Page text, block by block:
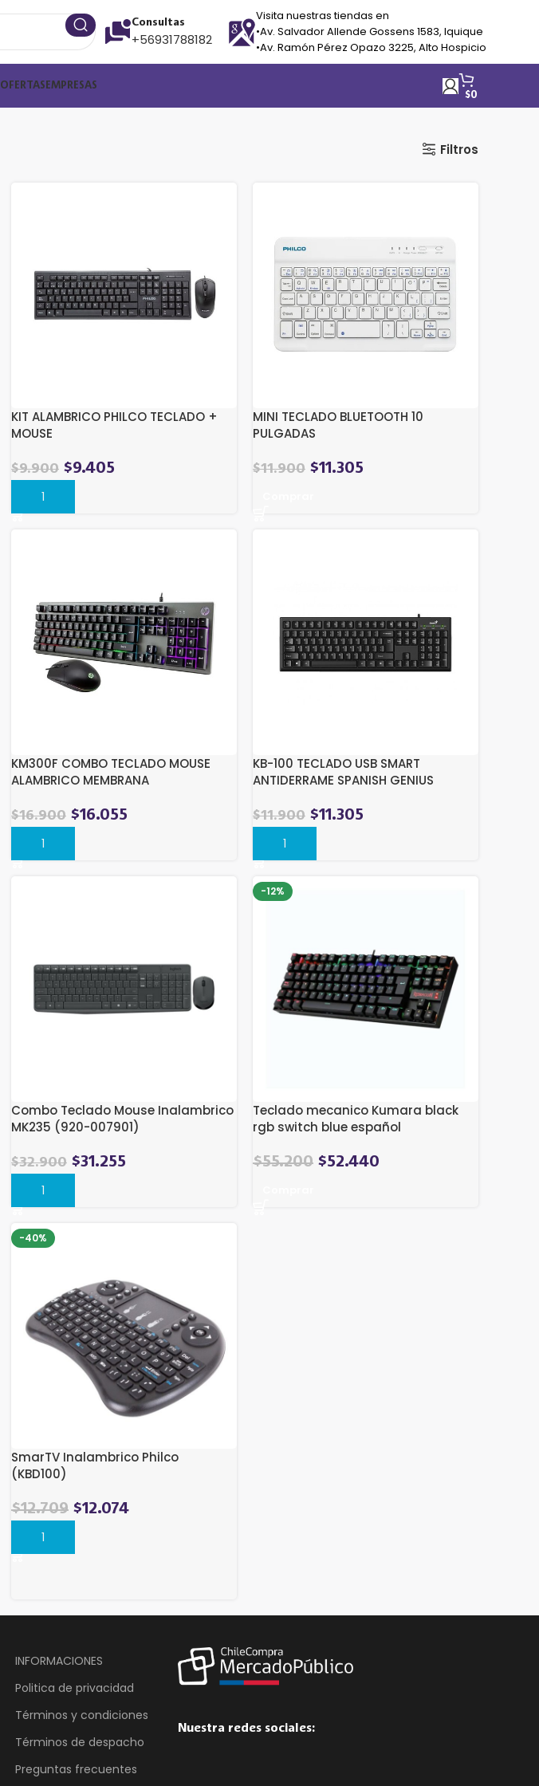
Consultas
+56931788182
Visita nuestras tiendas en
•Av. Salvador Allende Gossens 1583, Iquique
•Av. Ramón Pérez Opazo 3225, Alto Hospicio
OFERTAS EMPRESAS
$0
Filtros
KIT ALAMBRICO PHILCO TECLADO +
MOUSE
$9.900 $9.405
Comprar
MINI TECLADO BLUETOOTH 10
PULGADAS
$11.900 $11.305
KM300F COMBO TECLADO MOUSE
ALAMBRICO MEMBRANA
$16.900 $16.055
Comprar
KB-100 TECLADO USB SMART
ANTIDERRAME SPANISH GENIUS
$11.900 $11.305
Comprar
Combo Teclado Mouse Inalambrico
MK235 (920-007901)
$32.900 $31.255
Comprar
-12%
Teclado mecanico Kumara black
rgb switch blue español
El
$55.200El$52.440
-40%
SmarTV Inalambrico Philco
(KBD100)
El
$12.709El$12.074
Comprar
INFORMACIONES
Politica de privacidad
Términos y condiciones
Términos de despacho
Preguntas frecuentes
Nuestra redes sociales: